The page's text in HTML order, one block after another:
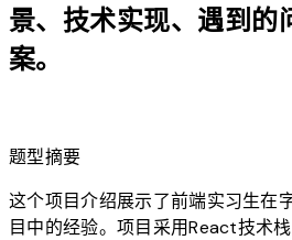
景、技术实现、遇到的
案。
题型摘要
这个项目介绍展示了前端实习生在
目中的经验。项目采用React技术